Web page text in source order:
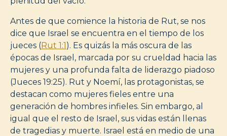
Antes de que comience la historia de Rut, se nos
dice que Israel se encuentra en el tiempo de los
jueces (Rut 1:1). Es quizás la más oscura de las
épocas de Israel, marcada por su crueldad hacia las
mujeres y una profunda falta de liderazgo piadoso
(Jueces 19:25). Rut y Noemí, las protagonistas, se
destacan como mujeres fieles entre una
generación de hombres infieles. Sin embargo, al
igual que el resto de Israel, sus vidas están llenas
de tragedias y muerte. Israel está en medio de una